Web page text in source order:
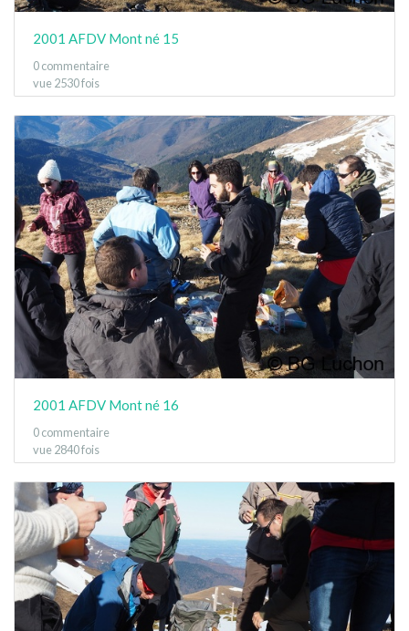
2001 AFDV Mont né 15
0 commentaire
vue 2530 fois
2001 AFDV Mont né 16
0 commentaire
vue 2840 fois